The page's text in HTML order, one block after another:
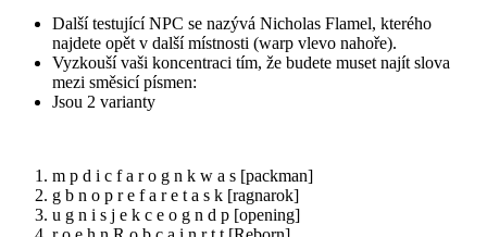
Další testující NPC se nazývá Nicholas Flamel, kterého
najdete opět v další místnosti (warp vlevo nahoře).
Vyzkouší vaši koncentraci tím, že budete muset najít slova
mezi směsicí písmen:
Jsou 2 varianty
m p d i c f a r o g n k w a s [packman]
g b n o p r e f a r e t a s k [ragnarok]
u g n i s j e k c e o g n d p [opening]